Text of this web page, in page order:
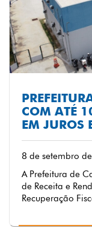
COM ATÉ
EM JUROS
8 de setembro
A Prefeitura de
de Receita e
Recuperação